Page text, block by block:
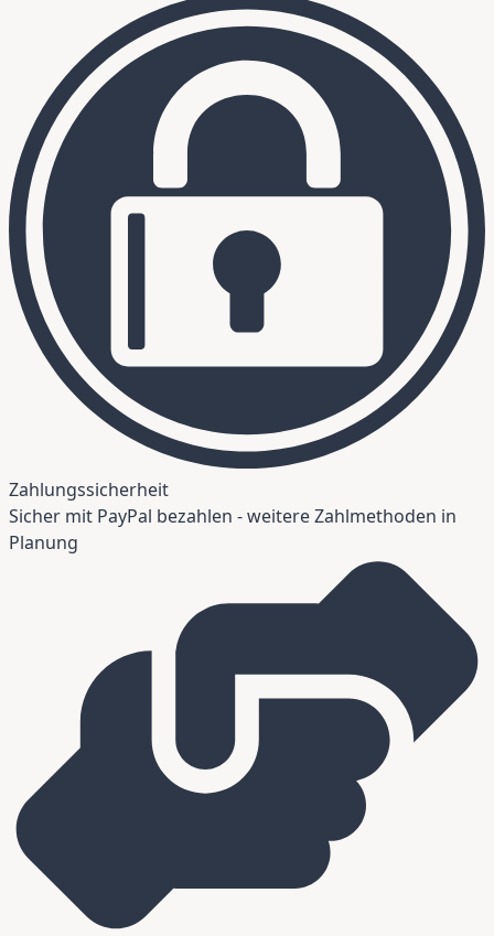
Zahlungssicherheit
Sicher mit PayPal bezahlen - weitere Zahlmethoden in
Planung